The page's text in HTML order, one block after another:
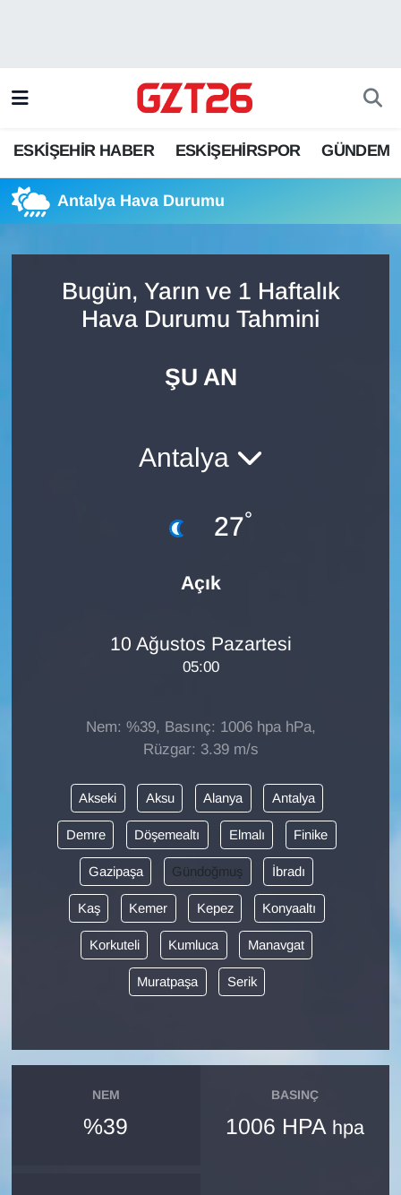
ESKİŞEHİR HABER ESKİŞEHİRSPOR GÜNDEM
Antalya Hava Durumu
Bugün, Yarın ve 1 Haftalık
Hava Durumu Tahmini
ŞU AN
Antalya
27°
Açık
10 Ağustos Pazartesi
05:00
Nem: %39, Basınç: 1006 hpa hPa,
Rüzgar: 3.39 m/s
Akseki Aksu Alanya Antalya
Demre Döşemealtı Elmalı Finike
Gazipaşa Gündoğmuş İbradı
Kaş Kemer Kepez Konyaaltı
Korkuteli Kumluca Manavgat
Muratpaşa Serik
NEM
%39
BASINÇ
1006 HPA hpa
ESKİŞEHİRSPOR
GÜNDEM
SPOR
Odunpazarı Trafik Yoğunluk Haritası
Süper Lig Puan Durumu ve Fikstür
Tüm Manşetler
Son Dakika Haberleri
Haber Arşivi